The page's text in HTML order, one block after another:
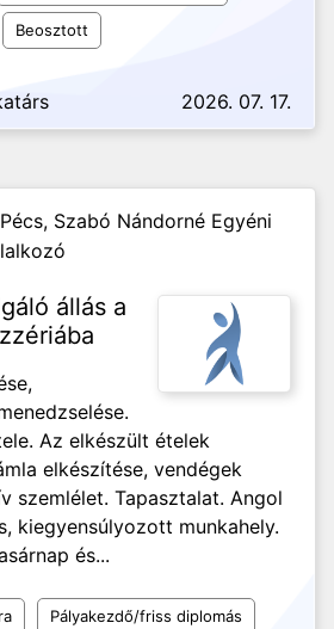
Beosztott
2026. 07. 17.
Pécs, Szabó Nándorné Egyéni
állás a
Az elkészült ételek
elkészítése, vendégek
szemlélet. Tapasztalat. Angol
kiegyensúlyozott munkahely.
és...
Pályakezdő/friss diplomás